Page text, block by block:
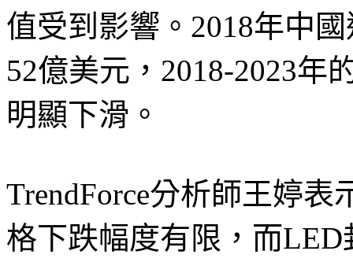
值受到影響。2018年中
52億美元，2018-2023年
明顯下滑。
TrendForce分析師王婷
格下跌幅度有限，而